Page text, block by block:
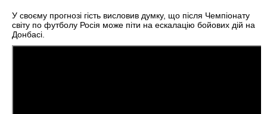
У своєму прогнозі гість висловив думку, що після Чемпіонату
світу по футболу Росія може піти на ескалацію бойових дій на
Донбасі.